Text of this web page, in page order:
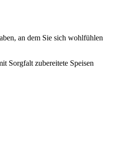
an dem Sie sich wohlfühlen
Sorgfalt zubereitete Speisen